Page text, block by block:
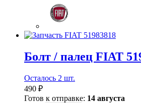
Болт / палец FIAT
Осталось 2 шт.
490 ₽
Готов к отправке: 14 августа